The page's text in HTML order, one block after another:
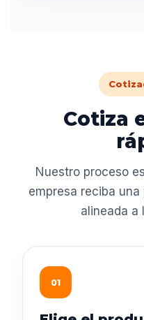
Cotiza
Nuestro proceso
empresa reciba
alineada a
01